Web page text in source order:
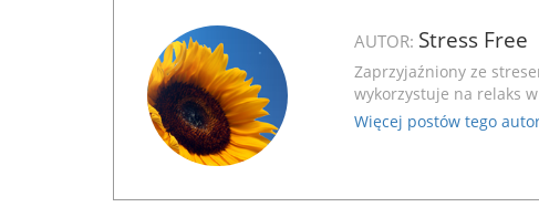
AUTOR: Stress Free
Zaprzyjaźniony ze
wykorzystuje na relaks
Więcej postów tego